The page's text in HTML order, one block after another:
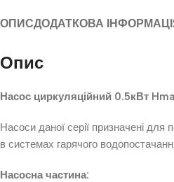
ОПИСДОДАТКОВА
Опис
Насос циркуляційний 0.5кВт
Насоси даної серії призначені
в системах гарячого
Насосна частина: